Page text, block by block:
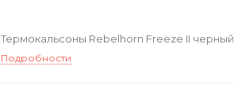
Термокальсоны Rebelhorn Freeze II черный
Подробности